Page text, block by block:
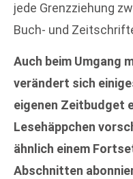
jede Grenzziehung
Buch- und
Auch beim Umgang
verändert sich
eigenen Zeitbudget
Lesehäppchen
ähnlich einem
Abschnitten